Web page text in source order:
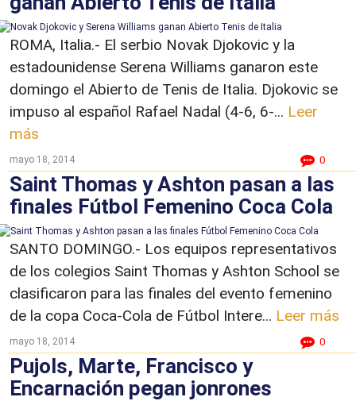
ROMA, Italia.- El serbio Novak Djokovic y la
estadounidense Serena Williams ganaron este
domingo el Abierto de Tenis de Italia. Djokovic se
impuso al español Rafael Nadal (4-6, 6-... Leer
más
mayo 18, 2014 0
Saint Thomas y Ashton pasan a las
finales Fútbol Femenino Coca Cola
SANTO DOMINGO.- Los equipos representativos
de los colegios Saint Thomas y Ashton School se
clasificaron para las finales del evento femenino
de la copa Coca-Cola de Fútbol Intere... Leer más
mayo 18, 2014 0
Pujols, Marte, Francisco y
Encarnación pegan jonrones